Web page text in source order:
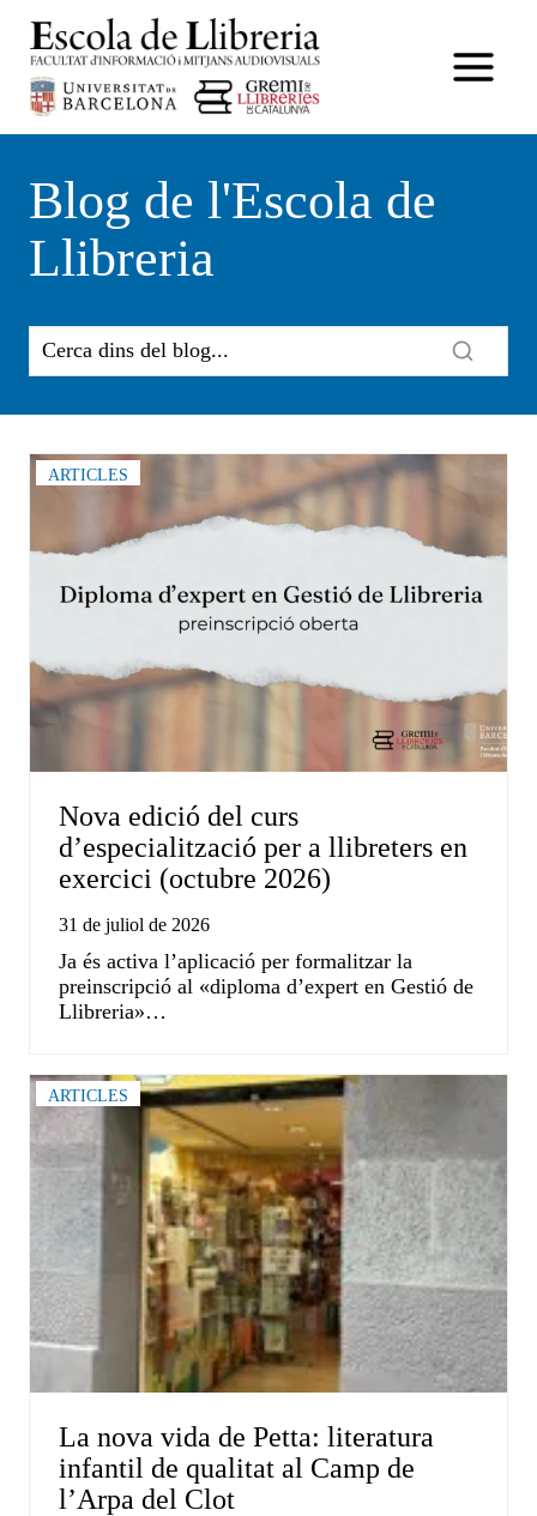
contingut
Blog de l'Escola de
Llibreria
ARTICLES
Nova edició del curs
d’especialització per a llibreters en
exercici (octubre 2026)
31 de juliol de 2026
Ja és activa l’aplicació per formalitzar la
preinscripció al «diploma d’expert en Gestió de
Llibreria»…
ARTICLES
La nova vida de Petta: literatura
infantil de qualitat al Camp de
l’Arpa del Clot